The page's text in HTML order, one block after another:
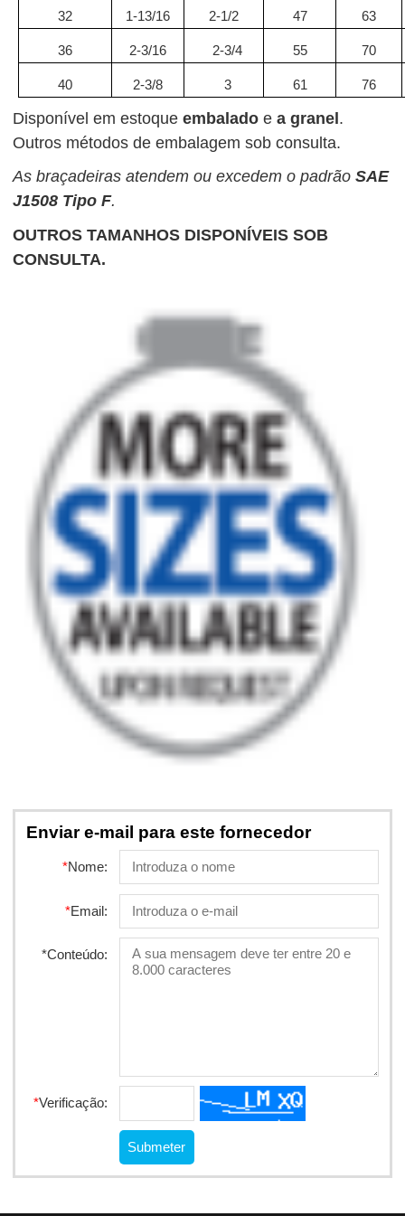
32 1-13/16 2-1/2 47 63
36 2-3/16 2-3/4 55 70
40 2-3/8 3 61 76
Disponível em estoque embalado e a granel .
Outros métodos de embalagem sob consulta.
As braçadeiras atendem ou excedem o padrão SAE
J1508 Tipo F.
OUTROS TAMANHOS DISPONÍVEIS SOB
CONSULTA.
Enviar e-mail para este fornecedor
*Nome:
*Email:
*Conteúdo:
*Verificação: